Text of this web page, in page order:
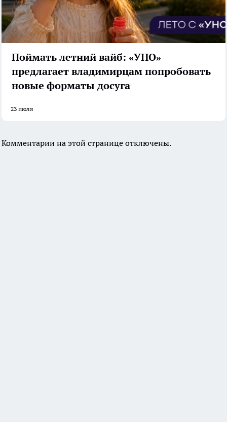
Поймать летний вайб: «УНО»
предлагает владимирцам попробовать
новые форматы досуга
23 июля
Комментарии на этой странице отключены.